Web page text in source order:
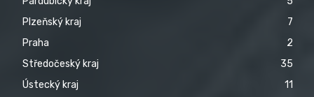
Plzeňský kraj
7
Praha
2
Středočeský kraj
35
Ústecký kraj
11